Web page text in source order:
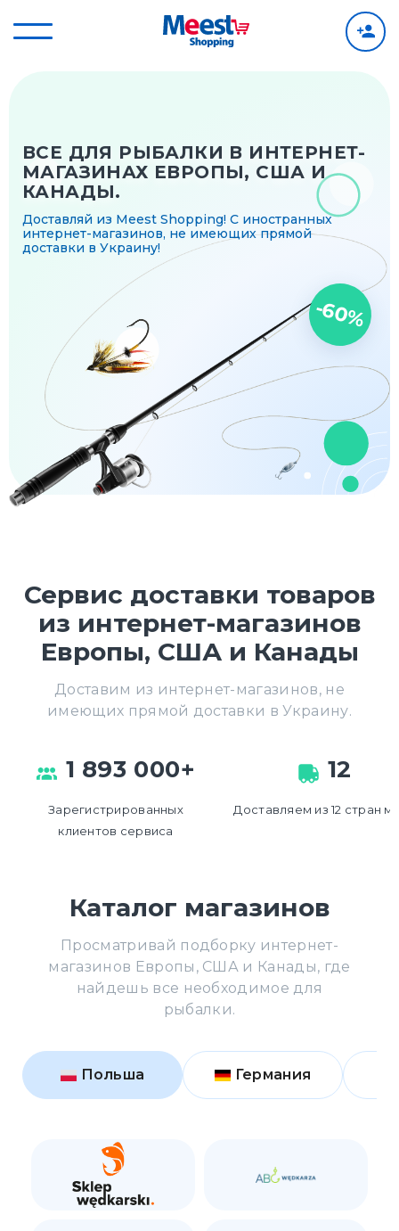
-60%
ВСЕ ДЛЯ РЫБАЛКИ В ИНТЕРНЕТ-
МАГАЗИНАХ ЕВРОПЫ, США И
КАНАДЫ.
Доставляй из Meest Shopping! С иностранных
интернет-магазинов, не имеющих прямой
доставки в Украину!
Сервис доставки товаров
из интернет-магазинов
Европы, США и Канады
Доставим из интернет-магазинов, не
имеющих прямой доставки в Украину.
1 893 000+
Зарегистрированных
клиентов сервиса
12
Доставляем из 12 стран
Каталог магазинов
Просматривай подборку интернет-
магазинов Европы, США и Канады, где
найдешь все необходимое для
рыбалки.
Польша Германия